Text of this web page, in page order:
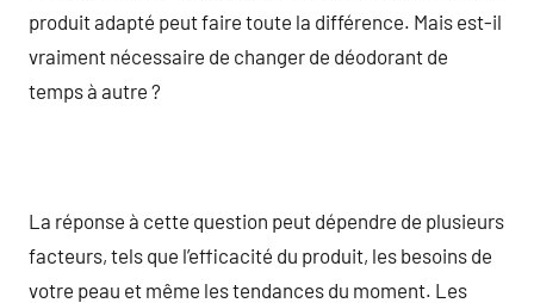
produit adapté peut faire toute la différence. Mais est-il
vraiment nécessaire de changer de déodorant de
temps à autre ?
La réponse à cette question peut dépendre de plusieurs
facteurs, tels que l’efficacité du produit, les besoins de
votre peau et même les tendances du moment. Les